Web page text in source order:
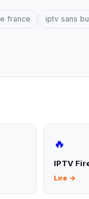
france iptv sans
🔥
IPTV
Lire →